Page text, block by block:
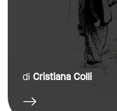
di Cristiana Colli